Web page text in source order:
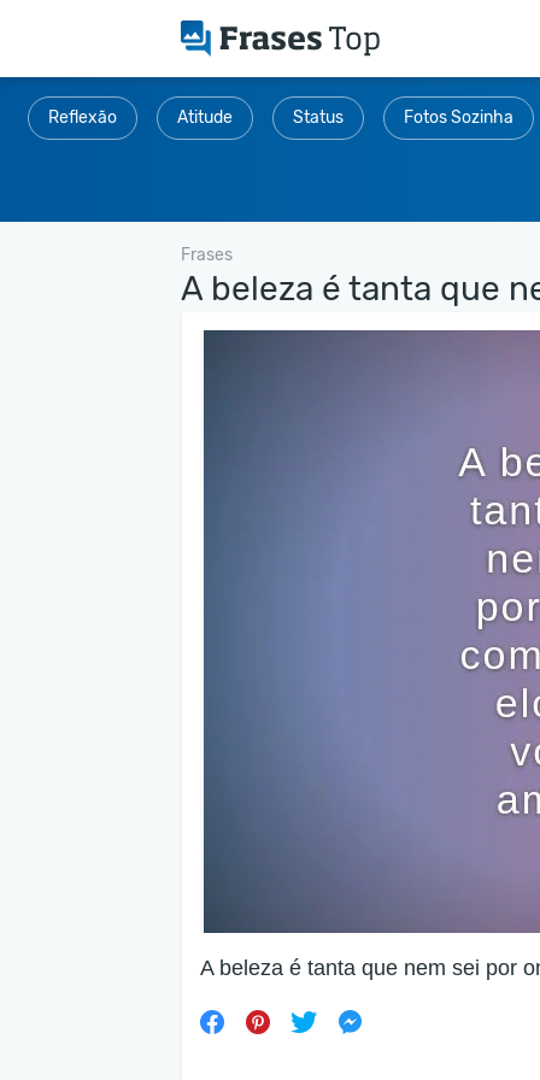
Reflexão Atitude Status Fotos Sozinha
Frases
A beleza é tanta que
A beleza é tanta que nem sei por